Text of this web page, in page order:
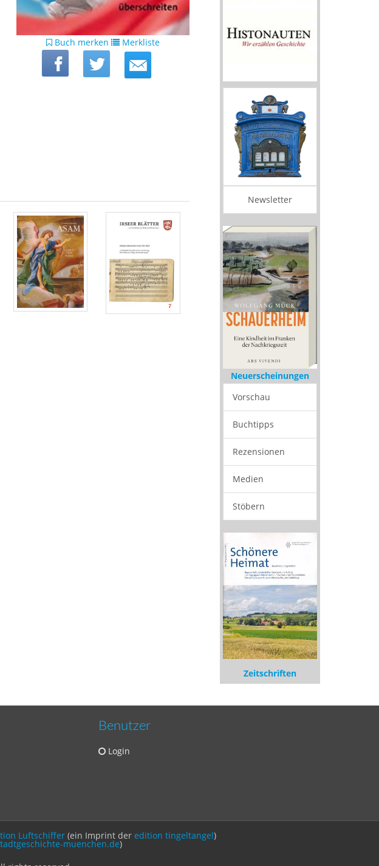
Buch merken Merkliste
Newsletter
Neuerscheinungen
Vorschau
Buchtipps
Rezensionen
Medien
Stöbern
Zeitschriften
Benutzer
Login
Luftschiffer (ein Imprint der edition tingeltangel)
muenchen.de)